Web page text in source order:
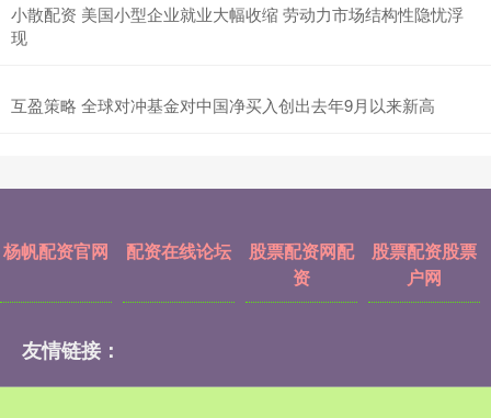
小散配资 美国小型企业就业大幅收缩 劳动力市场结构性隐忧浮
现
互盈策略 全球对冲基金对中国净买入创出去年9月以来新高
杨帆配资官网 配资在线论坛
股票配资网配
资
股票配资股票
户网
友情链接：